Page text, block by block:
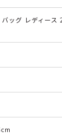
ッグ レディース